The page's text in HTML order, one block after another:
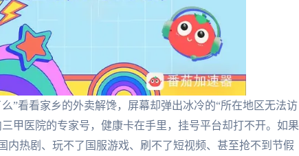
”看看家乡的外卖解馋，屏幕却弹出冰冷的“所在地区无法访
甲医院的专家号，健康卡在手里，挂号平台却打不开。如果
热剧、玩不了国服游戏、刷不了短视频、甚至抢不到节假